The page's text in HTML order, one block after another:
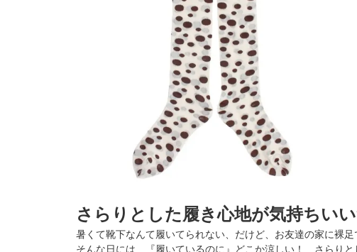
さらりとした履き心地が気持ちい
暑くて靴下なんて履いてられない、だけど、お友達の家に裸足
そんな日には 『履いているのに』どこか涼しい！ さらりと